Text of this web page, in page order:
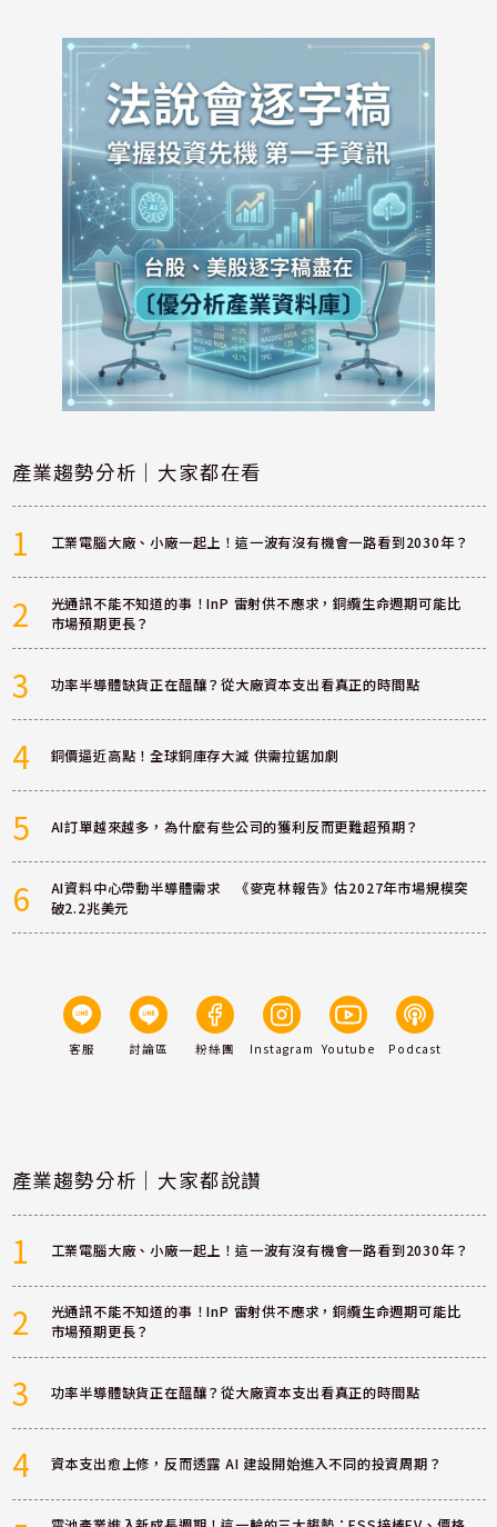
產業趨勢分析｜大家都在看
1 工業電腦大廠、小廠一起上！這一波有沒有機會一路看到2030年？
2
光通訊不能不知道的事！InP 雷射供不應求，銅纜生命週期可能比
市場預期更長？
3 功率半導體缺貨正在醞釀？從大廠資本支出看真正的時間點
4 銅價逼近高點！全球銅庫存大減 供需拉鋸加劇
5 AI訂單越來越多，為什麼有些公司的獲利反而更難超預期？
6
AI資料中心帶動半導體需求 《麥克林報告》估2027年市場規模突
破2.2兆美元
客服 討論區 粉絲團 Instagram Youtube Podcast
產業趨勢分析｜大家都說讚
1 工業電腦大廠、小廠一起上！這一波有沒有機會一路看到2030年？
2
光通訊不能不知道的事！InP 雷射供不應求，銅纜生命週期可能比
市場預期更長？
3 功率半導體缺貨正在醞釀？從大廠資本支出看真正的時間點
4 資本支出愈上修，反而透露 AI 建設開始進入不同的投資周期？